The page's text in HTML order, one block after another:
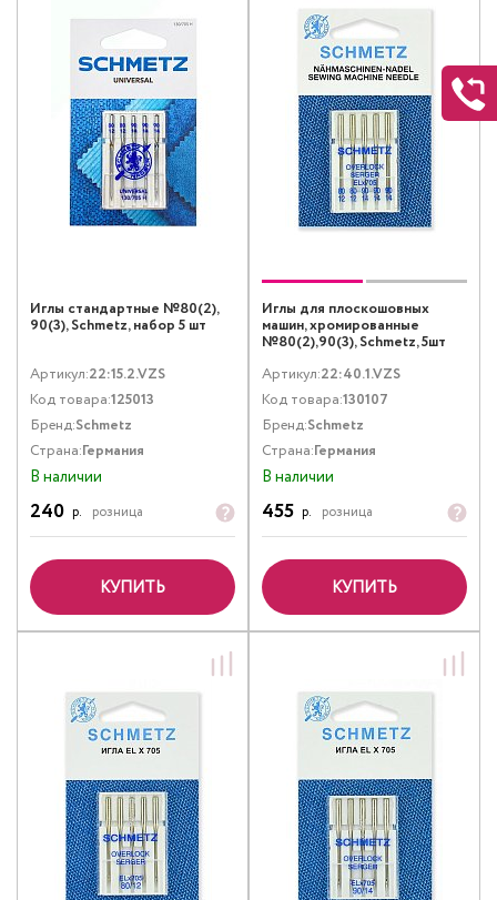
Иглы стандартные №80(2),
90(3), Schmetz, набор 5 шт
Артикул:22:15.2.VZS
Код товара:125013
Бренд:Schmetz
Страна:Германия
В наличии
240 р. розница
КУПИТЬ
Иглы для плоскошовных
машин, хромированные
№80(2),90(3), Schmetz, 5шт
Артикул:22:40.1.VZS
Код товара:130107
Бренд:Schmetz
Страна:Германия
В наличии
455 р. розница
КУПИТЬ